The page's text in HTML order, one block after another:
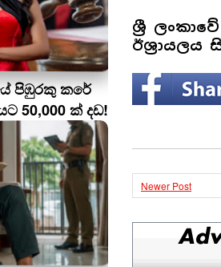
පිඹුරකු කරේ
50,000 ක් දඩ!
ශ්‍රී
ඊශ්‍රායලය
Newer Post